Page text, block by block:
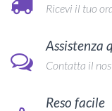
Ricevi il tuo
Assistenza
Contatta il
Reso facile